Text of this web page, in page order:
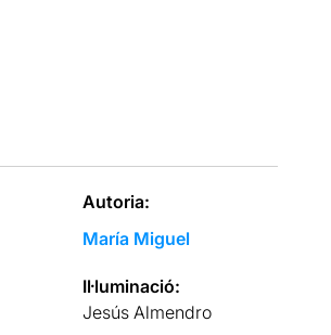
Autoria:
María Miguel
Il·luminació:
Jesús Almendro